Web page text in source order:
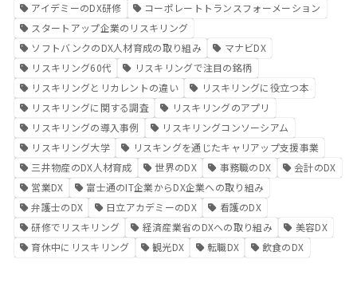
アイデミーのDX研修
コーポレートトランスフォーメーション
スタートアップ企業のリスキリング
ソフトバンクのDX人材育成の取り組み
マナビDX
リスキリング60代
リスキリングで注目の銘柄
リスキリングとリカレントの違い
リスキリングに役立つ本
リスキリングに関する調査
リスキリングのアプリ
リスキリングの導入事例
リスキリングコンソーシアム
リスキリング大学
リスキングを通じたキャリアップ支援事業
三井物産のDX人材育成
世界のDX 事務職のDX
会計のDX
営業DX
富士通のIT企業からDX企業への取り組み
弁護士のDX
日立アカデミーのDX
看護のDX
研修でリスキリング
経済産業省のDXへの取り組み
美容DX
育休中にリスキリング
観光DX 転職DX 飲食のDX